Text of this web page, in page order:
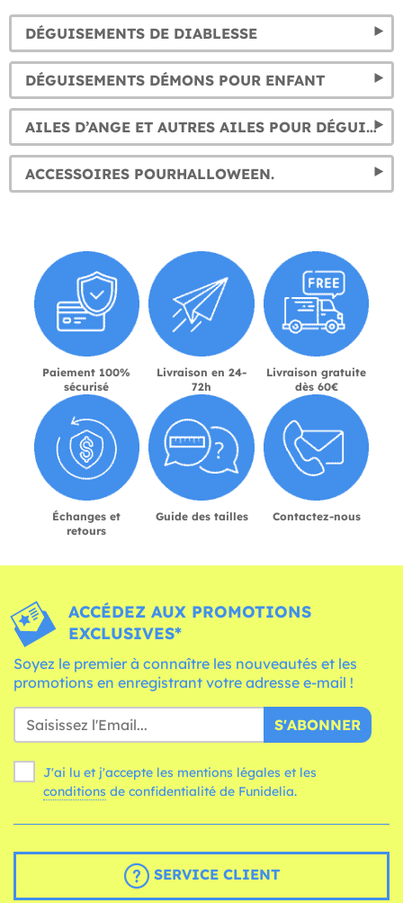
DÉGUISEMENTS DE DIABLESSE
DÉGUISEMENTS DÉMONS POUR ENFANT
AILES D’ANGE ET AUTRES AILES POUR DÉGUISEMENTS
ACCESSOIRES POURHALLOWEEN.
Paiement 100%
sécurisé
Livraison en 24-
72h
Livraison gratuite
dès 60€
Échanges et
retours
Guide des tailles Contactez-nous
ACCÉDEZ AUX PROMOTIONS
EXCLUSIVES*
Soyez le premier à connaître les nouveautés et les
promotions en enregistrant votre adresse e-mail !
S'ABONNER
J'ai lu et j'accepte les mentions légales et les
conditions de confidentialité de Funidelia.
SERVICE CLIENT